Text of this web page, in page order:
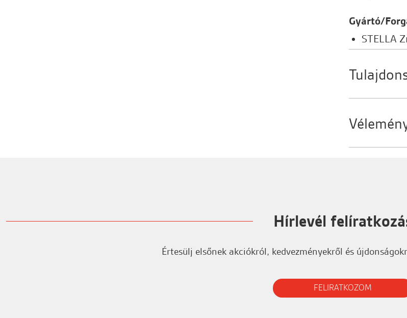
Gyártó/
STELLA
Márka:
Hírlevél
Értesülj elsőnek akciókról, kedvezményekről és
FELIRATKOZOM